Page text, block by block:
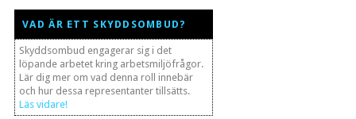
VAD ÄR ETT SKYDDSOMBUD?
Skyddsombud engagerar sig i det
löpande arbetet kring arbetsmiljöfrågor.
Lär dig mer om vad denna roll innebär
och hur dessa representanter tillsätts.
Läs vidare!